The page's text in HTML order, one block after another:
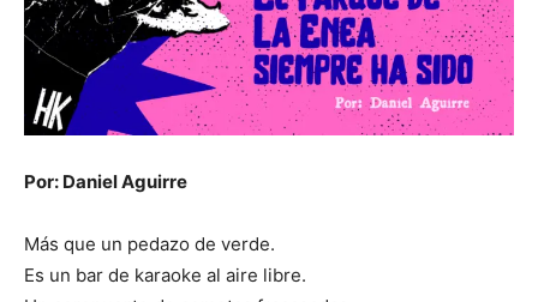
Por: Daniel Aguirre
Más que un pedazo de verde.
Es un bar de karaoke al aire libre.